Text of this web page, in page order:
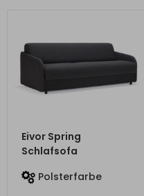
ZUM PRODUKT
Eivor Spring
Schlafsofa
Polsterfarbe